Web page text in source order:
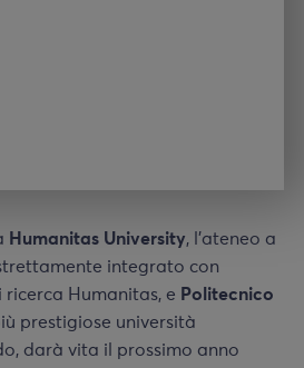
Humanitas University, l’ateneo a
integrato con
ricerca Humanitas, e Politecnico
prestigiose università
darà vita il prossimo anno